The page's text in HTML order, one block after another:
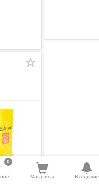
0
Магазины Входящие